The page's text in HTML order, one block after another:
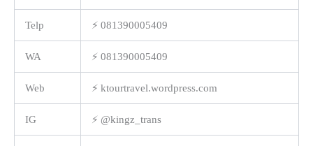
Telp ⚡ 081390005409
WA ⚡ 081390005409
Web ⚡ ktourtravel.wordpress.com
IG ⚡ @kingz_trans